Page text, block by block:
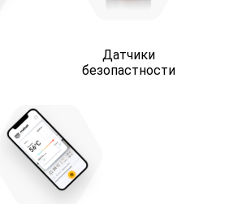
Датчики
безопастности